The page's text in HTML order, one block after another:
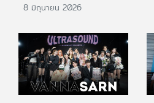
8 มิถุนายน 2026